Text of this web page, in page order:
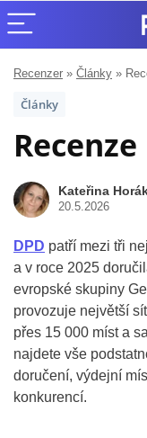
Recenzer » Články »
Články
Recenze
Kateřina
20.5.2026
DPD patří mezi tři
a v roce 2025
evropské skupiny
provozuje největší
přes 15 000 míst a
najdete vše
doručení, výdejní
konkurencí.